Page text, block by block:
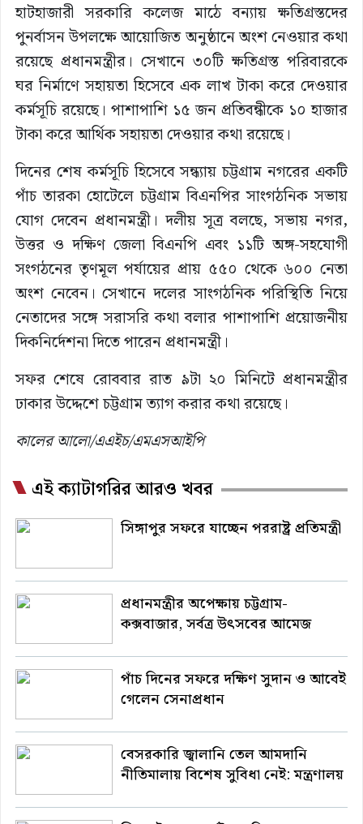
হাটহাজারী সরকারি কলেজ মাঠে বন্যায় ক্ষতিগ্রস্তদের
পুনর্বাসন উপলক্ষে আয়োজিত অনুষ্ঠানে অংশ নেওয়ার কথা
রয়েছে প্রধানমন্ত্রীর। সেখানে ৩০টি ক্ষতিগ্রস্ত পরিবারকে
ঘর নির্মাণে সহায়তা হিসেবে এক লাখ টাকা করে দেওয়ার
কর্মসূচি রয়েছে। পাশাপাশি ১৫ জন প্রতিবন্ধীকে ১০ হাজার
টাকা করে আর্থিক সহায়তা দেওয়ার কথা রয়েছে।
দিনের শেষ কর্মসূচি হিসেবে সন্ধ্যায় চট্টগ্রাম নগরের একটি
পাঁচ তারকা হোটেলে চট্টগ্রাম বিএনপির সাংগঠনিক সভায়
যোগ দেবেন প্রধানমন্ত্রী। দলীয় সূত্র বলছে, সভায় নগর,
উত্তর ও দক্ষিণ জেলা বিএনপি এবং ১১টি অঙ্গ-সহযোগী
সংগঠনের তৃণমূল পর্যায়ের প্রায় ৫৫০ থেকে ৬০০ নেতা
অংশ নেবেন। সেখানে দলের সাংগঠনিক পরিস্থিতি নিয়ে
নেতাদের সঙ্গে সরাসরি কথা বলার পাশাপাশি প্রয়োজনীয়
দিকনির্দেশনা দিতে পারেন প্রধানমন্ত্রী।
সফর শেষে রোববার রাত ৯টা ২০ মিনিটে প্রধানমন্ত্রীর
ঢাকার উদ্দেশে চট্টগ্রাম ত্যাগ করার কথা রয়েছে।
কালের আলো/এএইচ/এমএসআইপি
এই ক্যাটাগরির আরও খবর
সিঙ্গাপুর সফরে যাচ্ছেন পররাষ্ট্র প্রতিমন্ত্রী
প্রধানমন্ত্রীর অপেক্ষায় চট্টগ্রাম-
কক্সবাজার, সর্বত্র উৎসবের আমেজ
পাঁচ দিনের সফরে দক্ষিণ সুদান ও আবেই
গেলেন সেনাপ্রধান
বেসরকারি জ্বালানি তেল আমদানি
নীতিমালায় বিশেষ সুবিধা নেই: মন্ত্রণালয়